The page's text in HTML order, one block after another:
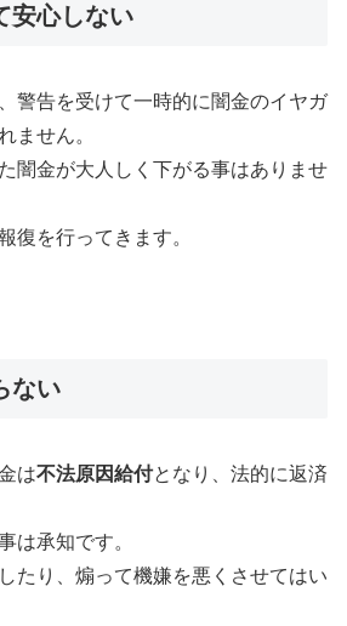
安心しない
警告を受けて一時的に闇金のイヤガ
ません。
闇金が大人しく下がる事はありませ
復を行ってきます。
ない
は不法原因給付となり、法的に返済
は承知です。
たり、煽って機嫌を悪くさせてはい